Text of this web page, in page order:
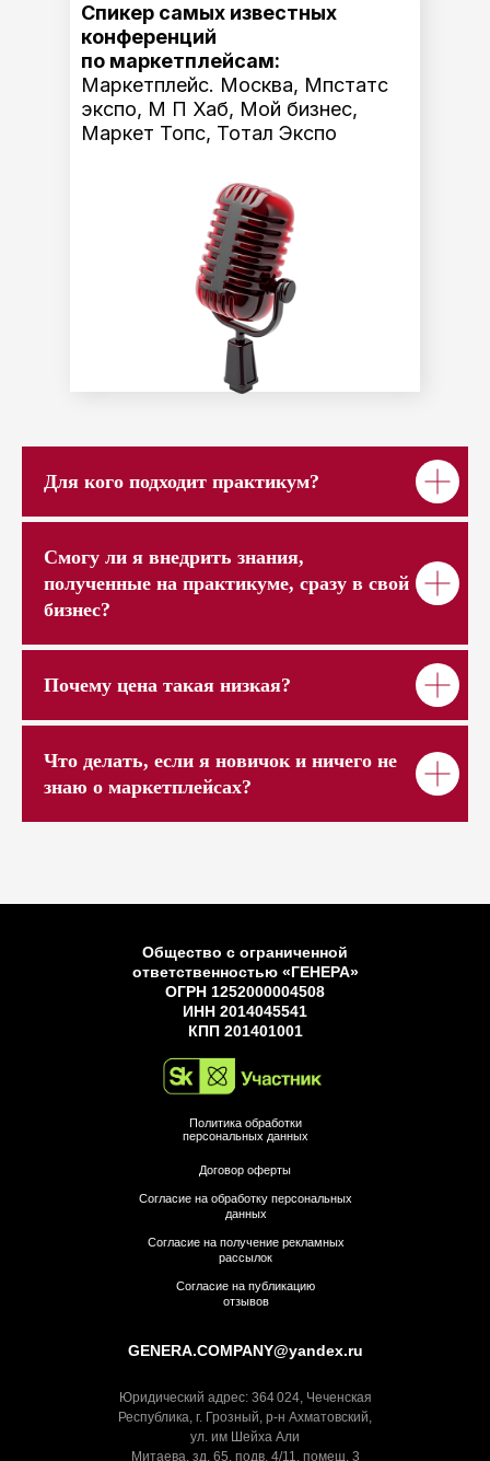
Спикер самых известных
конференций
по маркетплейсам:
Маркетплейс. Москва, Мпстатс
экспо, М П Хаб, Мой бизнес,
Маркет Топс, Тотал Экспо
Для кого подходит практикум?
Смогу ли я внедрить знания,
полученные на практикуме, сразу в свой
бизнес?
Почему цена такая низкая?
Что делать, если я новичок и ничего не
знаю о маркетплейсах?
Общество с ограниченной
ответственностью «ГЕНЕРА»
ОГРН 1252000004508
ИНН 2014045541
КПП 201401001
GENERA.COMPANY@yandex.ru
Юридический адрес: 364 024, Чеченская
Республика, г. Грозный, р-н Ахматовский,
ул. им Шейха Али
Митаева, зд. 65, подв. 4/11, помещ. 3
Договор оферты
Политика обработки
персональных данных
Согласие на обработку персональных
данных
Согласие на публикацию
отзывов
Согласие на получение рекламных
рассылок